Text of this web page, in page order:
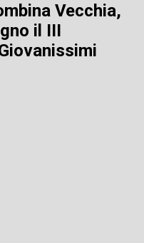
Vecchia,
il III